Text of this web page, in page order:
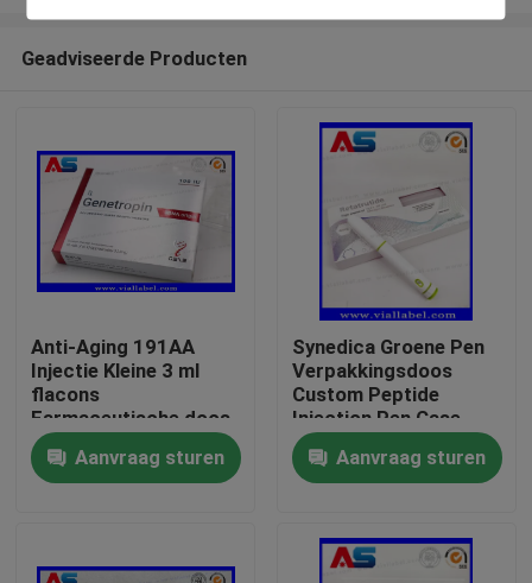
Huis
Ongeveer ons
Geadviseerde Producten
Anti-Aging 191AA
Injectie Kleine 3 ml
flacons
Farmaceutische doos
En etiketten Druk
Genetropine
Aanvraag sturen
Synedica Groene Pen
Verpakkingsdoos
Custom Peptide
Injection Pen Case
voor Reta 40mg
Peptide Injection Pen,
Synedica Injection Pen
Aanvraag sturen